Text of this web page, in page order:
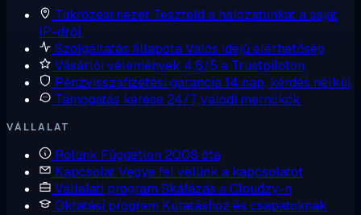
Tükrözési nézet Teszteld a hálózatunkat a saját
IP-dről
Szolgáltatás állapotaValós idejű elérhetőség
Vásárlói vélemények 4,6/5 a Trustpiloton
Pénzvisszafizetési garancia14 nap, kérdés nélkül
Támogatás kérése 24/7, valódi mérnökök
VÁLLALAT
Rólunk Független 2008 óta
KapcsolatVegye fel velünk a kapcsolatot
Vállalati program Skálázás a Cloudzy-n
Oktatási program Kutatáshoz és csapatoknak